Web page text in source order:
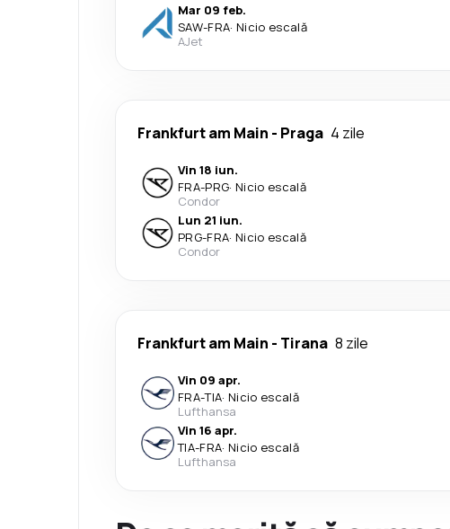
Mar 09 feb.
SAW-FRA· Nicio escală
AJet
Frankfurt am Main - Praga 4 zile
Vin 18 iun.
FRA-PRG· Nicio escală
Condor
Lun 21 iun.
PRG-FRA· Nicio escală
Condor
Frankfurt am Main - Tirana 8 zile
Vin 09 apr.
FRA-TIA· Nicio escală
Lufthansa
Vin 16 apr.
TIA-FRA· Nicio escală
Lufthansa